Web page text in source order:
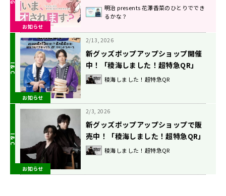
お知らせ
だいま、ラジオされます？”」第3回
が配信中！
明治 presents 花澤香菜のひとりででき
るかな？
お知らせ
2/13, 2026
新グッズポップアップショップ開催
中！「稜海しました！超特急QR」
稜海しました！超特急QR
お知らせ
2/3, 2026
新グッズポップアップショップで販
売中！「稜海しました！超特急QR」
稜海しました！超特急QR